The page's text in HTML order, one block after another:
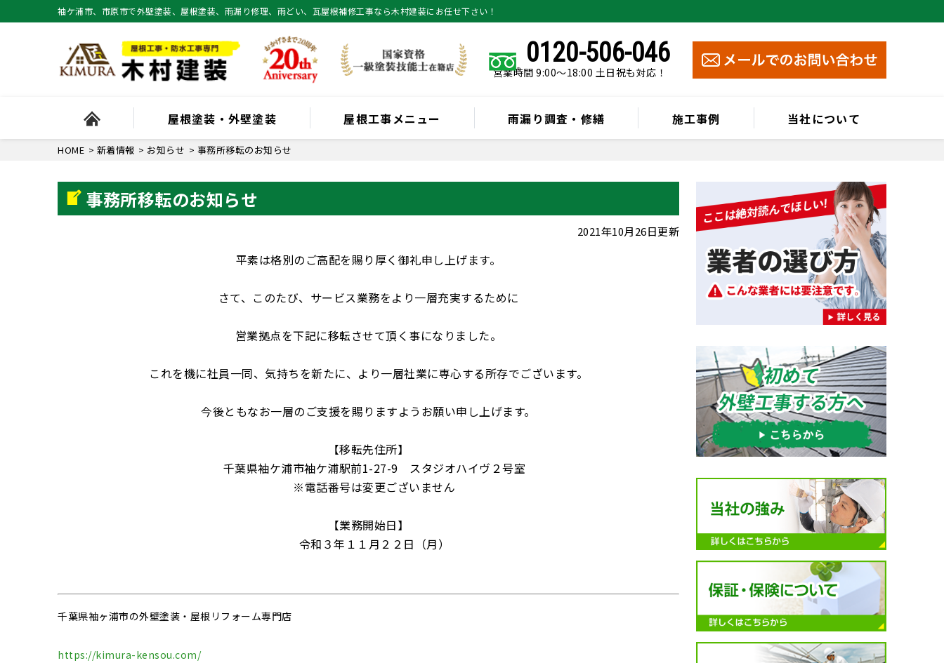
袖ケ浦市、市原市で外壁塗装、屋根塗装、雨漏り修理、雨どい、瓦屋根補修工事なら木村建装にお任せ下さい！
0120-506-046
営業時間 9:00～18:00 土日祝も対応！
屋根塗装・外壁塗装 屋根工事メニュー 雨漏り調査・修繕 施工事例 当社について
HOME > 新着情報 > お知らせ > 事務所移転のお知らせ
事務所移転のお知らせ
2021年10月26日更新
平素は格別のご高配を賜り厚く御礼申し上げます。
さて、このたび、サービス業務をより一層充実するために
営業拠点を下記に移転させて頂く事になりました。
これを機に社員一同、気持ちを新たに、より一層社業に専心する所存でございます。
今後ともなお一層のご支援を賜りますようお願い申し上げます。
【移転先住所】
千葉県袖ケ浦市袖ケ浦駅前1-27-9 スタジオハイヴ２号室
※電話番号は変更ございません
【業務開始日】
令和３年１１月２２日（月）
千葉県袖ヶ浦市の外壁塗装・屋根リフォーム専門店
https://kimura-kensou.com/